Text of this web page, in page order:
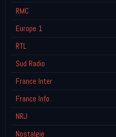
RMC
Europe 1
RTL
Sud Radio
France Inter
France Info
NRJ
Nostalgie